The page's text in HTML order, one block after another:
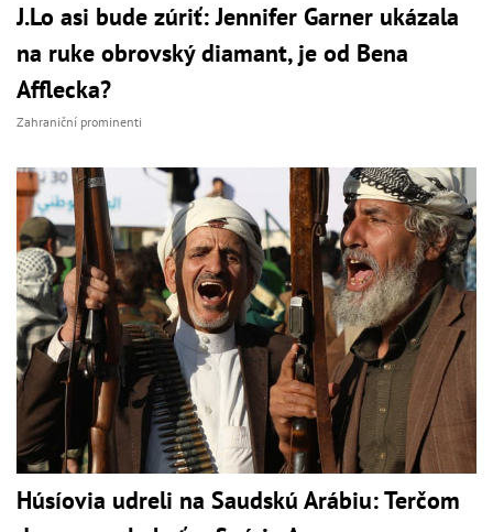
J.Lo asi bude zúriť: Jennifer Garner ukázala
na ruke obrovský diamant, je od Bena
Afflecka?
Zahraniční prominenti
Húsíovia udreli na Saudskú Arábiu: Terčom